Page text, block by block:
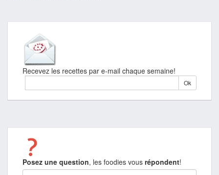
Recevez les recettes par e-mail chaque semaine!
Posez une question, les foodies vous répondent!